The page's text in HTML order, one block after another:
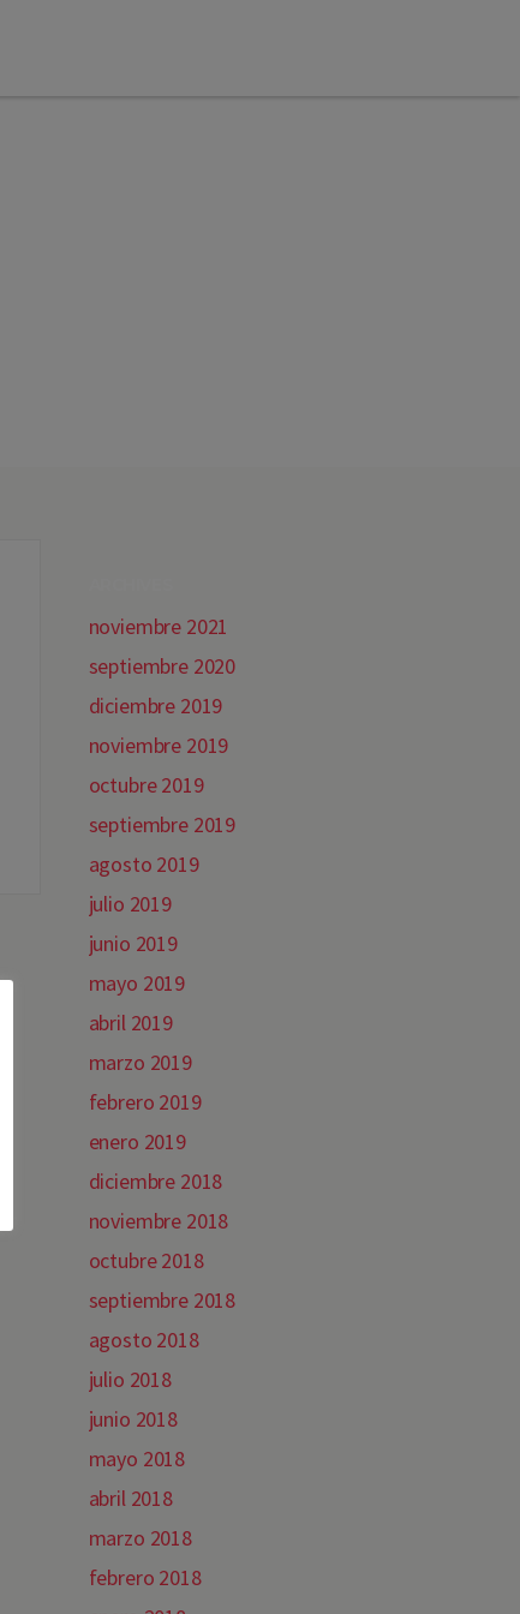
noviembre 2021
septiembre 2020
diciembre 2019
noviembre 2019
octubre 2019
septiembre 2019
agosto 2019
julio 2019
junio 2019
mayo 2019
abril 2019
marzo 2019
febrero 2019
enero 2019
diciembre 2018
noviembre 2018
octubre 2018
septiembre 2018
agosto 2018
julio 2018
junio 2018
mayo 2018
abril 2018
marzo 2018
febrero 2018